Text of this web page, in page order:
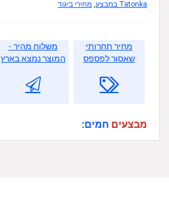
Tatonka במבצע , מחירי ביגוד
מחיר תחרותי
שאסור לפספס
משלוח מהיר -
המוצר נמצא בארץ
מבצעים חמים: